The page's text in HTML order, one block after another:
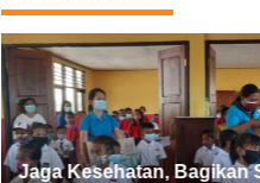
Jaga Kesehatan, Bagikan